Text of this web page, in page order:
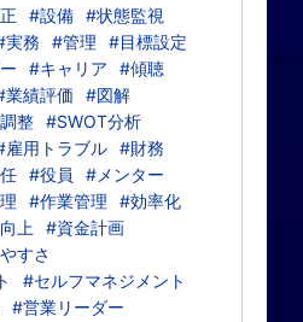
#設備 #状態監視
実務 #管理
#目標設定
#キャリア
#傾聴
業績評価
#図解
整 #SWOT分析
雇用トラブル #財務
#役員
#メンター
#作業管理
#効率化
上
#資金計画
すさ
#セルフマネジメント
#営業リーダー